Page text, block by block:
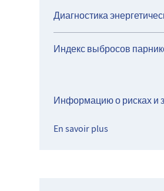
Диагностика
Индекс выбросов
Информацию о рисках и
En savoir plus